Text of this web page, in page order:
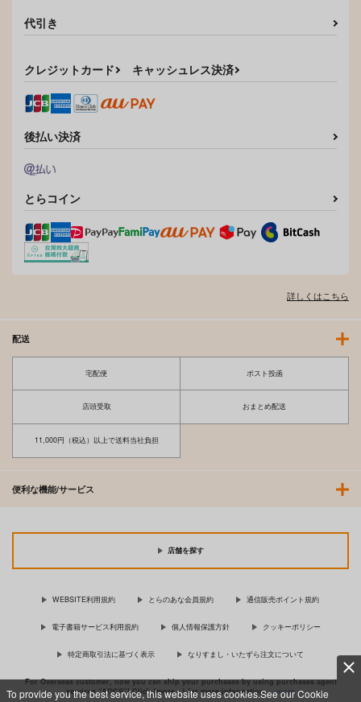
To provide you the best service, this website uses cookies.See our Cookie
代引き
クレジットカード キャッシュレス決済
後払い決済
とらコイン
詳しくはこちら
配送
宅配便 ポスト投函
店頭受取 おまとめ配送
11,000円（税込）以上で送料当社負担
便利な機能/サービス
店舗を探す
WEBSITE利用規約 とらのあな会員規約 通信販売ポイント規約
電子書籍サービス利用規約 個人情報保護方針 クッキーポリシー
特定商取引法に基づく表示 なりすまし・いたずら注文について
For Overseas customer, now you can ship your purchases by using purchases agent
services “AOCS”! Click {more…} for more information …more